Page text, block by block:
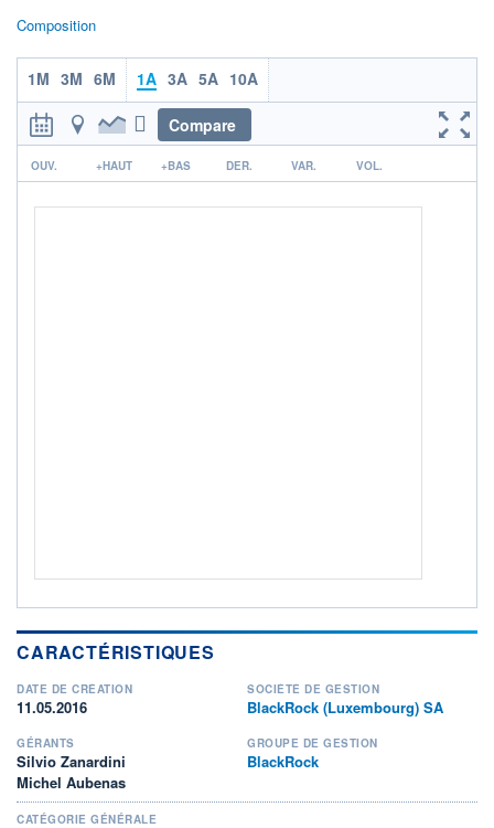
TARIFS PRIVILÉGIÉS 0%
ÉLIGIBILITÉ
PEA PEA-PME BOURSOVIE LUX
CTO BUSINESS
Non éligible Boursobank
Composition
1M 3M 6M 1A 3A 5A 10A
Compare
r
OUV. +HAUT +BAS DER. VAR. VOL.
CARACTÉRISTIQUES
DATE DE CRÉATION
11.05.2016
SOCIÉTÉ DE GESTION
BlackRock (Luxembourg) SA
GÉRANTS
Silvio Zanardini
Michel Aubenas
GROUPE DE GESTION
BlackRock
CATÉGORIE GÉNÉRALE